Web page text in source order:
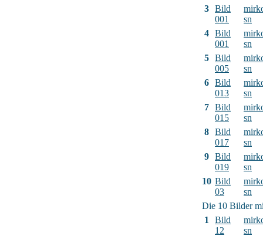
3 Bild
001
sn
4 Bild
001
sn
5 Bild
005
sn
6 Bild
013
sn
7 Bild
015
sn
8 Bild
017
sn
9 Bild
019
sn
10 Bild
03
sn
Die 10 Bilder
1
Bild
12
sn